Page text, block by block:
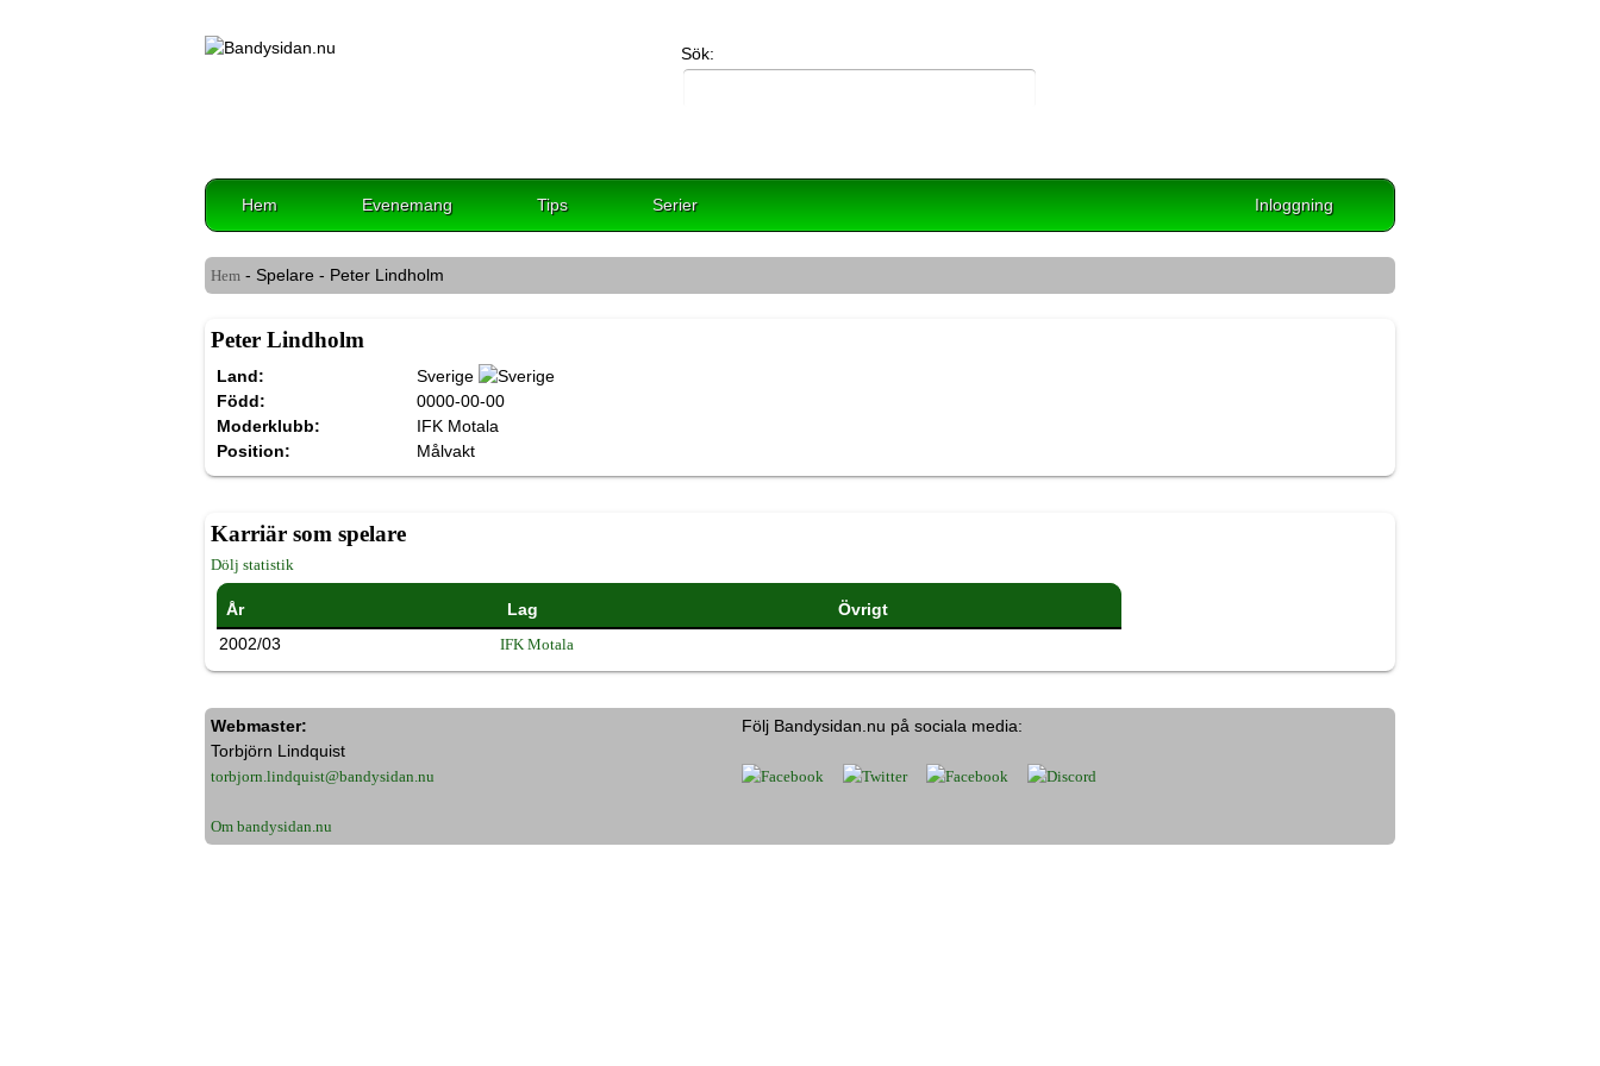
Sök:
Hem Evenemang Tips Serier Inloggning
Hem - Spelare - Peter Lindholm
Peter Lindholm
Land:
Sverige
Född:
0000-00-00
Moderklubb:
IFK Motala
Position:
Målvakt
Karriär som spelare
Dölj statistik
År Lag
Övrigt
2002/03
IFK Motala
Webmaster:
Torbjörn Lindquist
torbjorn.lindquist@bandysidan.nu
Om bandysidan.nu
Följ Bandysidan.nu på sociala media: